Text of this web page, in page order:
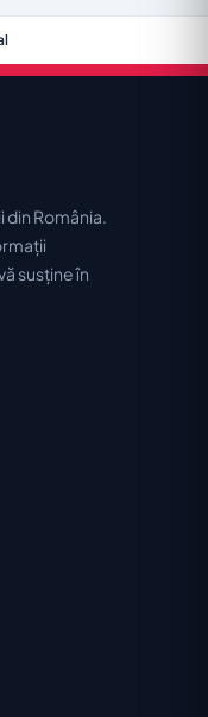
România.
susține în